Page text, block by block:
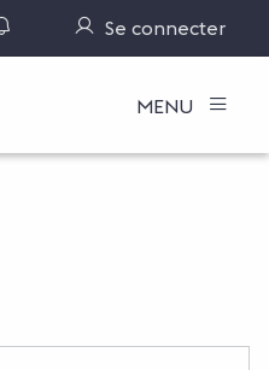
Gérer ses notifications
Se connecter
MENU